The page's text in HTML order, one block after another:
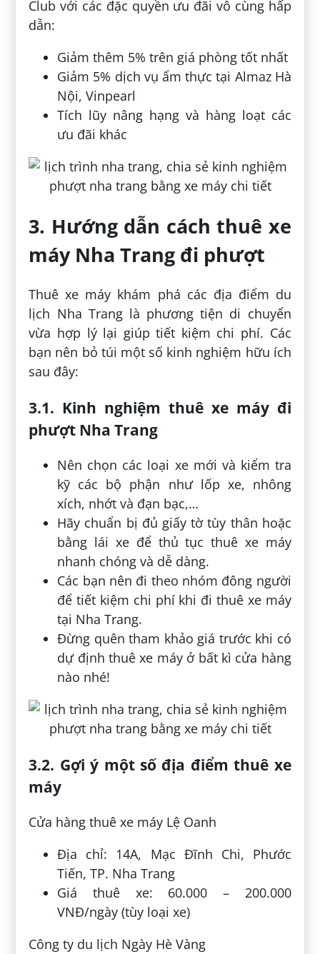
Club với các đặc quyền ưu đãi vô cùng hấp
dẫn:
Giảm thêm 5% trên giá phòng tốt nhất
Giảm 5% dịch vụ ẩm thực tại Almaz Hà
Nội, Vinpearl
Tích lũy nâng hạng và hàng loạt các
ưu đãi khác
3. Hướng dẫn cách thuê xe
máy Nha Trang đi phượt
Thuê xe máy khám phá các địa điểm du
lịch Nha Trang là phương tiện di chuyển
vừa hợp lý lại giúp tiết kiệm chi phí. Các
bạn nên bỏ túi một số kinh nghiệm hữu ích
sau đây:
3.1. Kinh nghiệm thuê xe máy đi
phượt Nha Trang
Nên chọn các loại xe mới và kiểm tra
kỹ các bộ phận như lốp xe, nhông
xích, nhớt và đạn bạc,…
Hãy chuẩn bị đủ giấy tờ tùy thân hoặc
bằng lái xe để thủ tục thuê xe máy
nhanh chóng và dễ dàng.
Các bạn nên đi theo nhóm đông người
để tiết kiệm chi phí khi đi thuê xe máy
tại Nha Trang.
Đừng quên tham khảo giá trước khi có
dự định thuê xe máy ở bất kì cửa hàng
nào nhé!
3.2. Gợi ý một số địa điểm thuê xe
máy
Cửa hàng thuê xe máy Lệ Oanh
Địa chỉ: 14A, Mạc Đĩnh Chi, Phước
Tiến, TP. Nha Trang
Giá thuê xe: 60.000 – 200.000
VNĐ/ngày (tùy loại xe)
Công ty du lịch Ngày Hè Vàng